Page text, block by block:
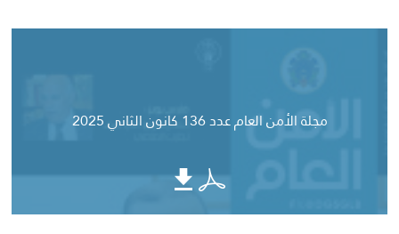
مجلة الأمن العام عدد 136 كانون الثاني 2025